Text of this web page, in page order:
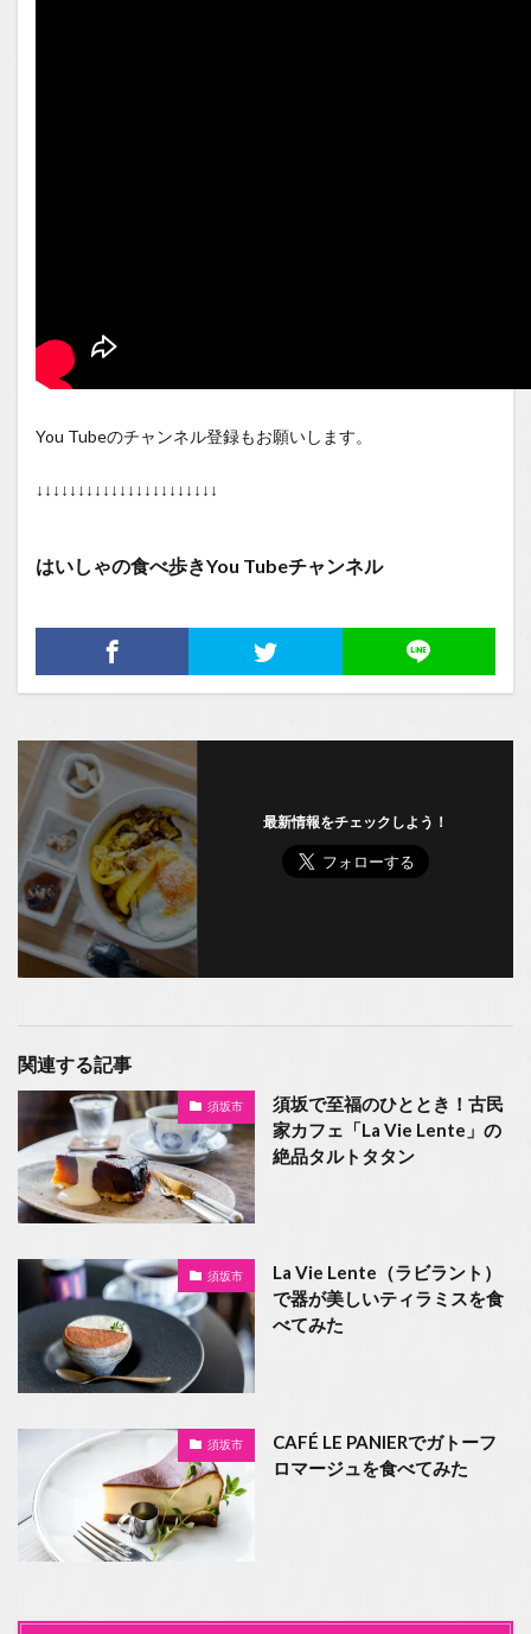
You Tubeのチャンネル登録もお願いします。
↓↓↓↓↓↓↓↓↓↓↓↓↓↓↓↓↓↓↓↓↓↓
はいしゃの食べ歩きYou Tubeチャンネル
最新情報をチェックしよう！
関連する記事
須坂市
須坂で至福のひととき！古民
家カフェ「La Vie Lente」の
絶品タルトタタン
須坂市
La Vie Lente（ラビラント）
で器が美しいティラミスを食
べてみた
須坂市
CAFÉ LE PANIERでガトーフ
ロマージュを食べてみた